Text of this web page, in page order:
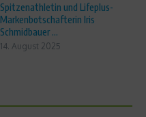
Spitzenathletin und Lifeplus-
Markenbotschafterin Iris
Schmidbauer ...
14. August 2025